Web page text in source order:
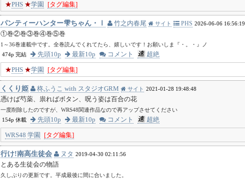
★PHS ★学園 [タグ編集]
パンティーハンター雫ちゃん・Ⅰ 竹之内春尾 サイト PHS 2026-06-06 16:56:19
①巻②巻③巻④巻⑤巻
1～36巻連載中です。全巻読んでくれてたら、嬉しいです！お願いしま『・。・』ノ
474p 完結
先頭10p 最新10p コメント 超絶
★PHS ★学園 [タグ編集]
くくり姫 柊ふうこ with スタジオGRM サイト 2021-01-28 19:48:48
憑けば芍薬、祟ればボタン、呪う姿は百合の花
一度削除したのですが、WRS48関連作品なので再アップさせてください
154p 休載
先頭10p 最新10p コメント 超絶
WRS48 学園 [タグ編集]
行け!南高生徒会 ヌタ 2019-04-30 02:11:56
とある生徒会の物語
久しぶりの更新です。平成最後に間に合いました。